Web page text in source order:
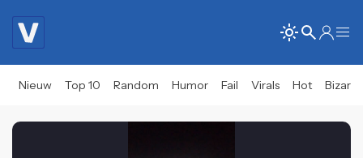
Nieuw Top 10 Random Humor Fail Virals Hot Bizar